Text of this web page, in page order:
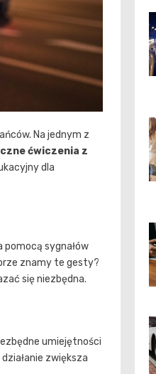
Na jednym z
ćwiczenia z
dla
sygnałów
znamy te gesty?
się niezbędna.
umiejętności
zwiększa